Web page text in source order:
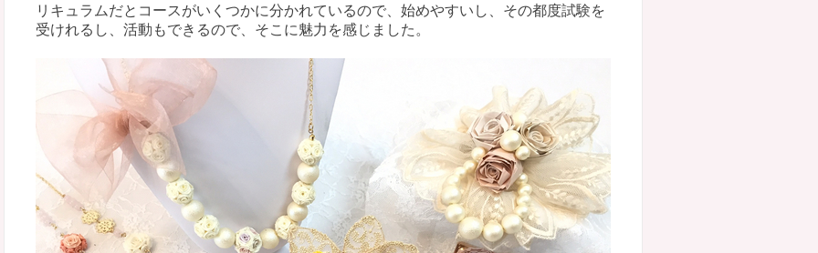
リキュラムだとコースがいくつかに分かれているので、始めやすいし、その都度試験を
受けれるし、活動もできるので、そこに魅力を感じました。